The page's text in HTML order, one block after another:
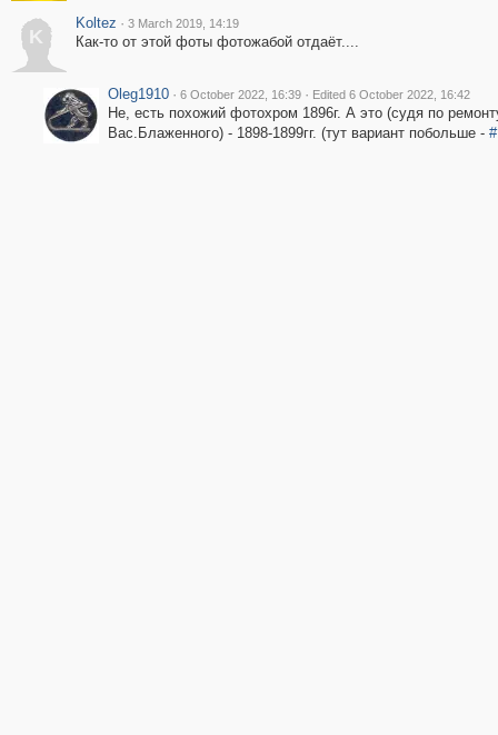
K
Koltez · 3 March 2019, 14:19
Как-то от этой фоты фотожабой отдаёт....
Oleg1910 · 6 October 2022, 16:39 · Edited 6 October 2022, 16:42
Не, есть похожий фотохром 1896г. А это (судя по
Вас.Блаженного) - 1898-1899гг. (тут вариант побольше -